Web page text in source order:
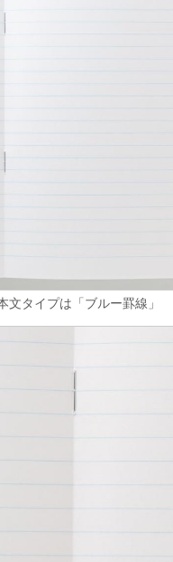
文タイプは「ブルー罫線」